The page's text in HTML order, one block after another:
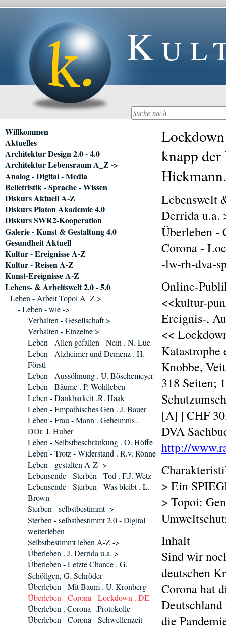
knapp
Lebenswelt
Derrida u.a.
Überleben -
Corona -
-lw-rh-dva-
Online-
<<kultur-
Ereignis-,
<<
Knobbe,
318 Seiten;
[A] | CHF
DVA
http://
> Ein
> Topoi:
Inhalt
Sind wir
deutschen
Corona hat
die
Navigation
überspringen
Willkommen
Aktuelles
Architektur Design 2.0 - 4.0
Architektur Lebensraum A_Z ->
Analog - Digital - Media
Belletristik - Sprache - Wissen
Diskurs Aktuell A-Z
Diskurs Platon Akademie 4.0
Diskurs SWR2-Kooperation
Galerie - Kunst & Gestaltung 4.0
Gesundheit Aktuell
Kultur - Ereignisse A-Z
Kultur - Reisen A-Z
Kunst-Ereignisse A-Z
Lebens- & Arbeitswelt 2.0 - 5.0
Leben - Arbeit Topoi A_Z >
- Leben - wie ->
Verhalten - Gesellschaft >
Verhalten - Einzelne >
Leben - Allen gefallen - Nein . N. Lue
Leben - Alzheimer und Demenz . H.
Förstl
Leben - Aussöhnung . U. Böschemeyer
Leben - Bäume . P. Wohlleben
Leben - Dankbarkeit .R. Haak
Leben - Empathisches Gen . J. Bauer
Leben - Frau - Mann . Geheimnis .
DDr. J. Huber
Leben - Selbstbeschränkung . O. Höffe
Leben - Trotz - Widerstand . R.v. Rönne
Leben - gestalten A-Z ->
Lebensende - Sterben - Tod . F.J. Wetz
Lebensende - Sterben - Was bleibt . L.
Brown
Sterben - selbstbestimmt ->
Sterben - selbstbestimmt 2.0 - Digital
weiterleben
Selbstbestimmt leben A-Z ->
Überleben . J. Derrida u.a. >
Überleben - Letzte Chance , G.
Schöllgen, G. Schröder
Überleben - Mit Baum . U. Kronberg
Überleben - Corona - Lockdown . DE
Überleben . Corona -.Protokolle
Überleben - Corona - Schwellenzeit